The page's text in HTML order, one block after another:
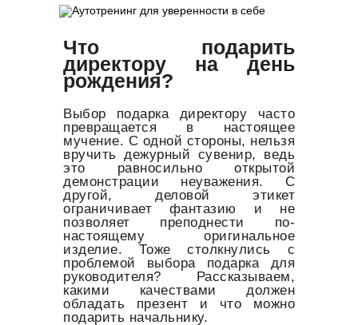
Что подарить
директору на день
рождения?
Выбор подарка директору часто
превращается в настоящее
мучение. С одной стороны, нельзя
вручить дежурный сувенир, ведь
это равносильно открытой
демонстрации неуважения. С
другой, деловой этикет
ограничивает фантазию и не
позволяет преподнести по-
настоящему оригинальное
изделие. Тоже столкнулись с
проблемой выбора подарка для
руководителя? Рассказываем,
какими качествами должен
обладать презент и что можно
подарить начальнику.